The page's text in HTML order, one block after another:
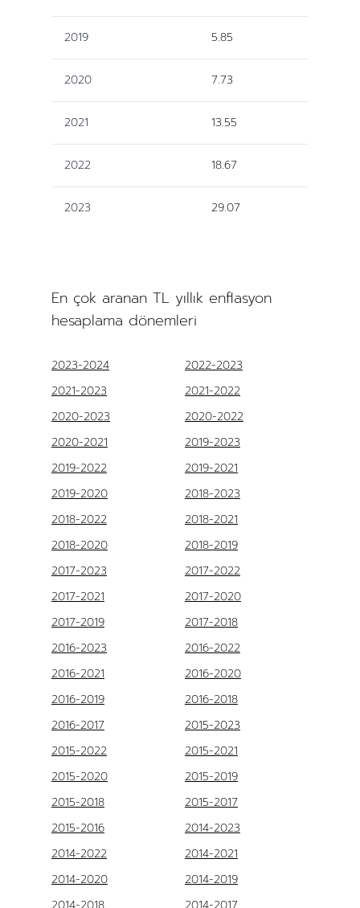
2019 5.85
2020 7.73
2021 13.55
2022 18.67
2023 29.07
En çok aranan TL yıllık enflasyon
hesaplama dönemleri
2023-2024
2022-2023
2021-2023
2021-2022
2020-2023
2020-2022
2020-2021
2019-2023
2019-2022
2019-2021
2019-2020
2018-2023
2018-2022
2018-2021
2018-2020
2018-2019
2017-2023
2017-2022
2017-2021
2017-2020
2017-2019
2017-2018
2016-2023
2016-2022
2016-2021
2016-2020
2016-2019
2016-2018
2016-2017
2015-2023
2015-2022
2015-2021
2015-2020
2015-2019
2015-2018
2015-2017
2015-2016
2014-2023
2014-2022
2014-2021
2014-2020
2014-2019